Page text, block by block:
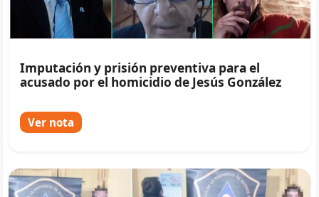
Imputación y prisión preventiva para el
acusado por el homicidio de Jesús González
Ver nota